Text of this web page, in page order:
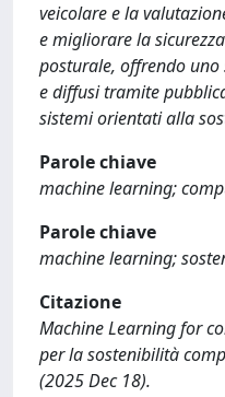
veicolare e la
e migliorare la
posturale, offrendo uno
e diffusi tramite
sistemi orientati alla
Parole chiave
machine learning;
Parole chiave
machine learning;
Citazione
Machine Learning for
per la sostenibilità
(2025 Dec 18).